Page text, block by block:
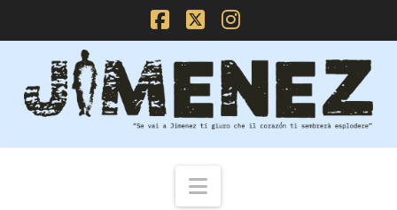
Facebook
X Instagram
Navigazione